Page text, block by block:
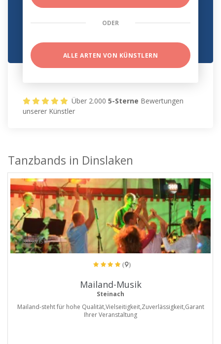
ODER
ALLE ARTEN VON KÜNSTLERN
Über 2.0005-Sterne Bewertungen
unserer Künstler
Tanzbands in Dinslaken
ProArtist
(9)
Mailand-Musik
Steinach
Mailand-steht für hohe Qualität,Vielseitigkeit,Zuverlässigkeit,Garant
Ihrer Veranstaltung